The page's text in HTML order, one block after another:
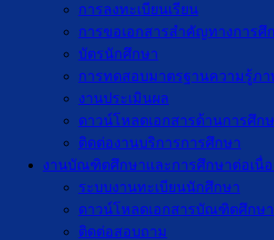
การลงทะเบียนเรียน
การขอเอกสารสำคัญทางการศึ
บัตรนักศึกษา
การทดสอบมาตรฐานความรู้ภา
งานประเมินผล
ดาวน์โหลดเอกสารด้านการศึก
ติดต่องานบริการการศึกษา
งานบัณฑิตศึกษาเเละการศึกษาต่อเนื่อ
ระบบงานทะเบียนนักศึกษา
ดาวน์โหลดเอกสารบัณฑิตศึกษา
ติดต่อสอบถาม